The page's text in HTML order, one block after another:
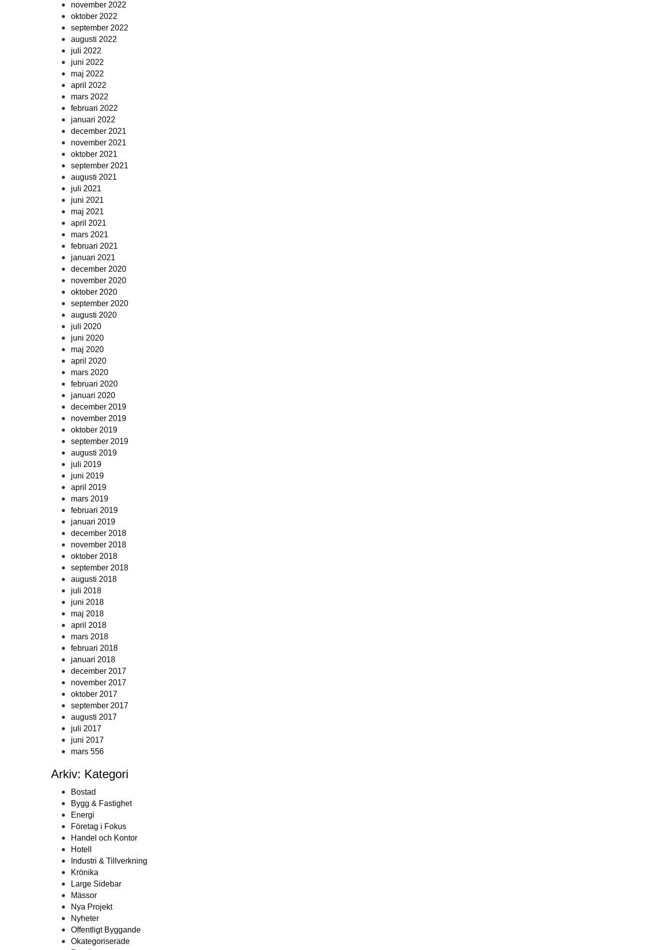
november 2022
oktober 2022
september 2022
augusti 2022
juli 2022
juni 2022
maj 2022
april 2022
mars 2022
februari 2022
januari 2022
december 2021
november 2021
oktober 2021
september 2021
augusti 2021
juli 2021
juni 2021
maj 2021
april 2021
mars 2021
februari 2021
januari 2021
december 2020
november 2020
oktober 2020
september 2020
augusti 2020
juli 2020
juni 2020
maj 2020
april 2020
mars 2020
februari 2020
januari 2020
december 2019
november 2019
oktober 2019
september 2019
augusti 2019
juli 2019
juni 2019
april 2019
mars 2019
februari 2019
januari 2019
december 2018
november 2018
oktober 2018
september 2018
augusti 2018
juli 2018
juni 2018
maj 2018
april 2018
mars 2018
februari 2018
januari 2018
december 2017
november 2017
oktober 2017
september 2017
augusti 2017
juli 2017
juni 2017
mars 556
Arkiv: Kategori
Bostad
Bygg & Fastighet
Energi
Företag i Fokus
Handel och Kontor
Hotell
Industri & Tillverkning
Krönika
Large Sidebar
Mässor
Nya Projekt
Nyheter
Offentligt Byggande
Okategoriserade